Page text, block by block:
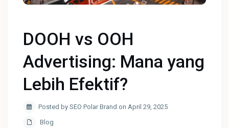
DOOH vs OOH
Advertising: Mana yang
Lebih Efektif?
Posted by SEO Polar Brand on April 29, 2025
Blog